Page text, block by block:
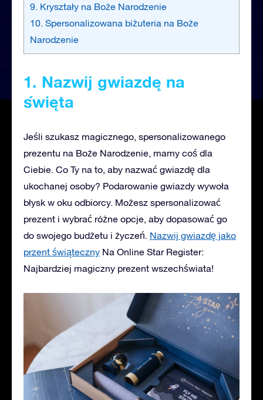
9. Kryształy na Boże Narodzenie
10. Spersonalizowana biżuteria na Boże
Narodzenie
1. Nazwij gwiazdę na
święta
Jeśli szukasz magicznego, spersonalizowanego
prezentu na Boże Narodzenie, mamy coś dla
Ciebie. Co Ty na to, aby nazwać gwiazdę dla
ukochanej osoby? Podarowanie gwiazdy wywoła
błysk w oku odbiorcy. Możesz spersonalizować
prezent i wybrać różne opcje, aby dopasować go
do swojego budżetu i życzeń. Nazwij gwiazdę jako
przent świąteczny Na Online Star Register:
Najbardziej magiczny prezent wszechświata!